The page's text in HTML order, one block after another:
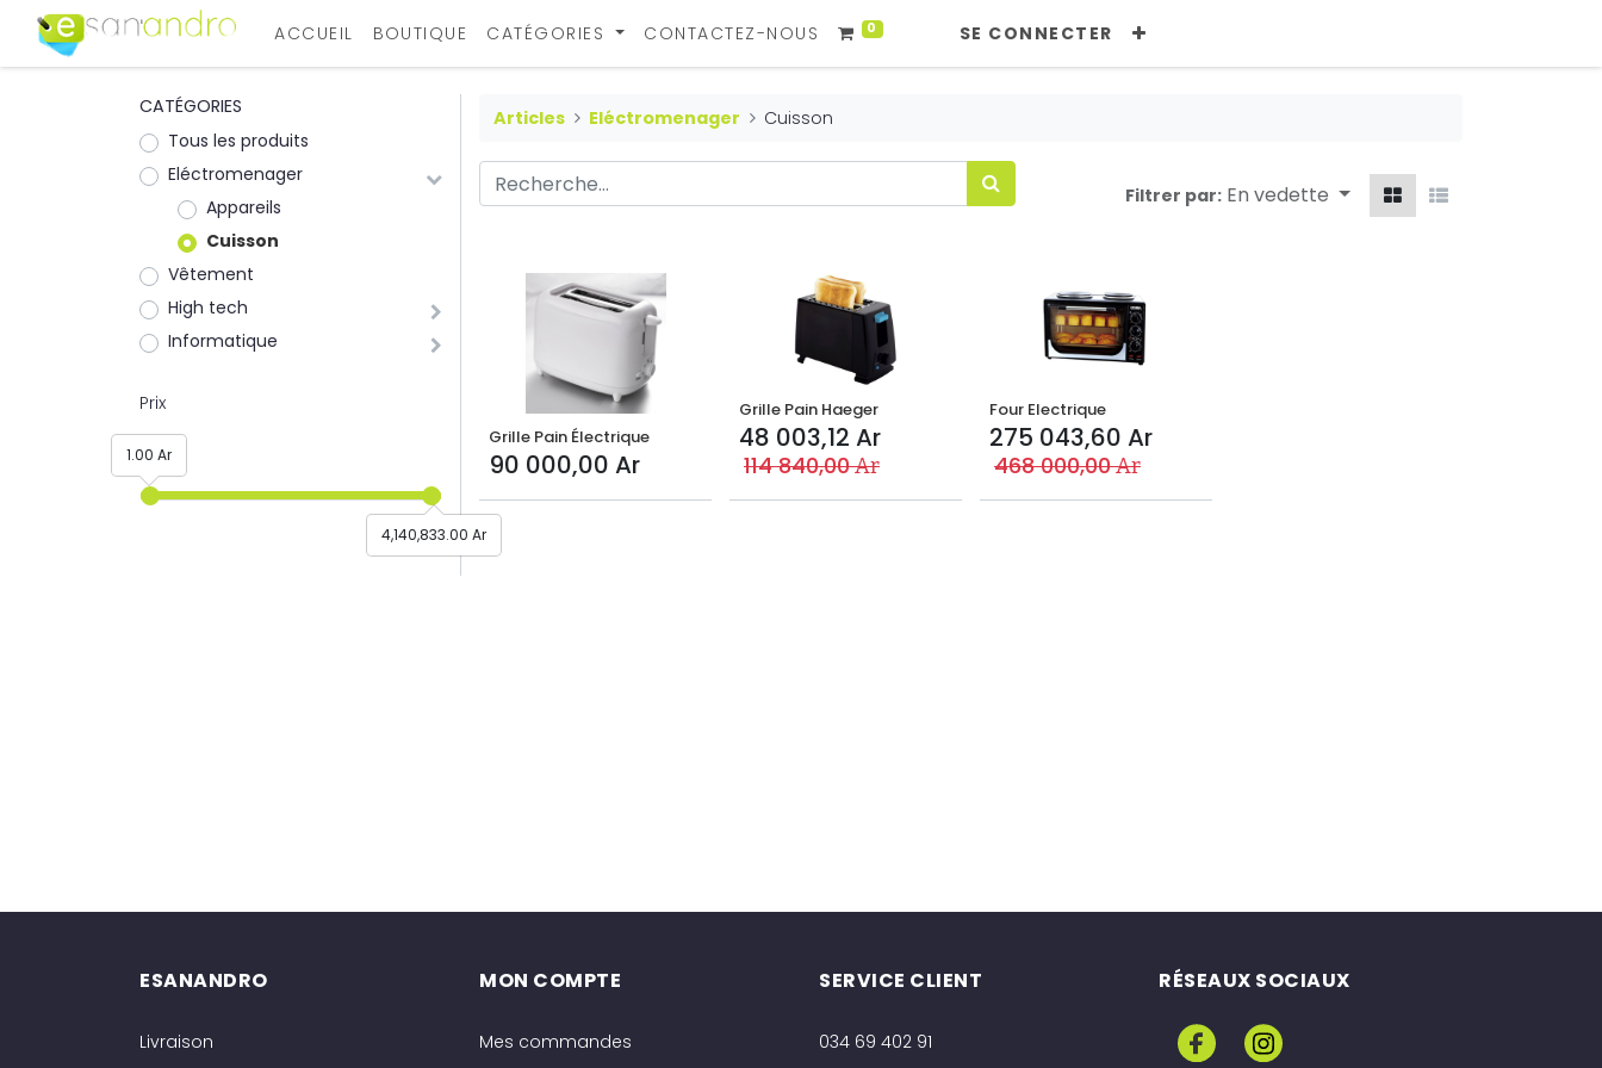
ACCUEIL BOUTIQUE CATÉGORIES CONTACTEZ-NOUS 0 SE CONNECTER
CATÉGORIES
Tous les produits
Eléctromenager
Appareils
Cuisson
Vêtement
High tech
Informatique
Prix
4,140,833.00 Ar
1.00 Ar
Articles Eléctromenager Cuisson
Filtrer par: En vedette
Grille Pain Électrique
90 000,00 Ar
Grille Pain Haeger
48 003,12 Ar
114 840,00Ar
Four Electrique
275 043,60 Ar
468 000,00Ar
ESANANDRO
Livraison
MON COMPTE
Mes commandes
SERVICE CLIENT
034 69 402 91
RÉSEAUX SOCIAUX